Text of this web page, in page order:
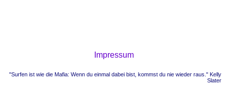
Impressum
"Surfen ist wie die Mafia: Wenn du einmal dabei bist, kommst du nie wieder raus." Kelly
Slater